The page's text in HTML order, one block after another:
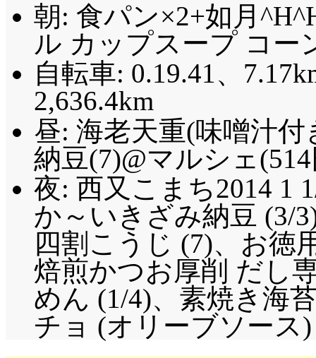
朝: 食パン×2+如月
ル カップスープ コー
自転車: 0.19.41、
2,636.4km
昼: 海老天重(味噌汁
納豆(7)@マルシェ
夜: 西又こまち2014 1
か～いきざみ納豆 (3/
四割こうじ (7)、お徳
焙煎かつお厚削 だし
めん (1/4)、素焼き海
チョ (オリーブソース)